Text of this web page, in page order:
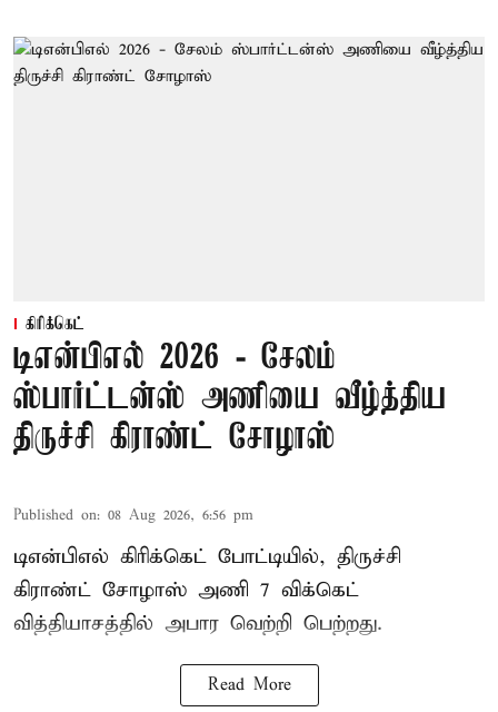
கிரிக்கெட்
டிஎன்பிஎல் 2026 - சேலம்
ஸ்பார்ட்டன்ஸ் அணியை வீழ்த்திய
திருச்சி கிராண்ட் சோழாஸ்
Published on: 08 Aug 2026, 6:56 pm
டிஎன்பிஎல் கிரிக்கெட் போட்டியில், திருச்சி
கிராண்ட் சோழாஸ் அணி 7 விக்கெட்
வித்தியாசத்தில் அபார வெற்றி பெற்றது.
Read More